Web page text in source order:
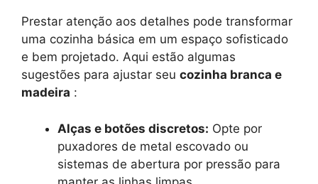
Prestar atenção aos detalhes pode transformar
uma cozinha básica em um espaço sofisticado
e bem projetado. Aqui estão algumas
sugestões para ajustar seu cozinha branca e
madeira :
Alças e botões discretos: Opte por
puxadores de metal escovado ou
sistemas de abertura por pressão para